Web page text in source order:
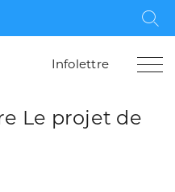
Infolettre
Le projet de